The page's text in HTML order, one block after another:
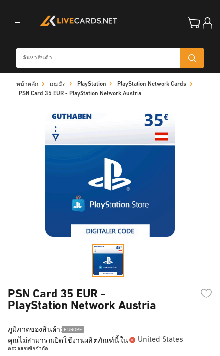
navigation
หน้าหลัก เกมมิ่ง PlayStation
PlayStation Network Cards
PSN Card 35 EUR - PlayStation Network Austria
PSN Card 35 EUR -
PlayStation Network Austria
ภูมิภาคของสินค้า: EUROPE
คุณไม่สามารถเปิดใช้งานผลิตภัณฑ์นี้ใน United States
ตรวจสอบข้อจำกัด